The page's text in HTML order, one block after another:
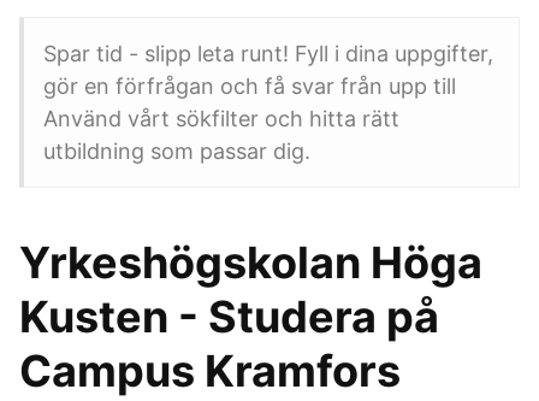
Spar tid - slipp leta runt! Fyll i dina uppgifter,
gör en förfrågan och få svar från upp till
Använd vårt sökfilter och hitta rätt
utbildning som passar dig.
Yrkeshögskolan Höga
Kusten - Studera på
Campus Kramfors